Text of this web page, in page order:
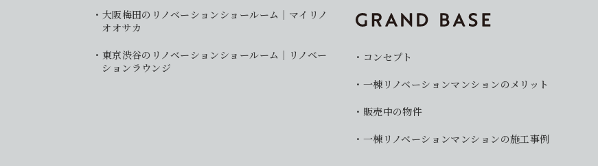
大阪梅田のリノベーションショールーム｜マイリノ
オオサカ
東京渋谷のリノベーションショールーム｜リノベー
ションラウンジ
コンセプト
一棟リノベーションマンションのメリット
販売中の物件
一棟リノベーションマンションの施工事例